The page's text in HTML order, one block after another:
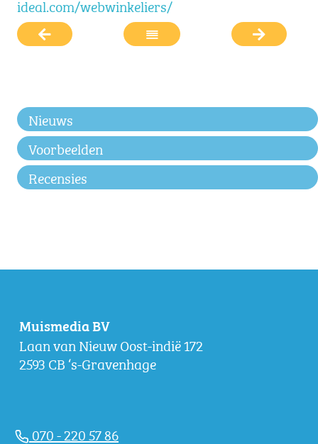
ideal.com/webwinkeliers/
Nieuws
Voorbeelden
Recensies
Muismedia BV
Laan van Nieuw Oost-indië 172
2593 CB ‘s-Gravenhage
070 - 220 57 86